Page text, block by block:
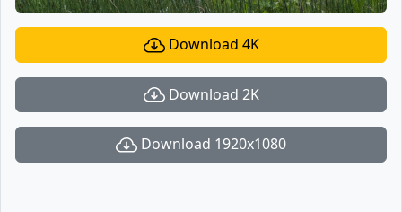
Download 4K
Download 2K
Download 1920x1080